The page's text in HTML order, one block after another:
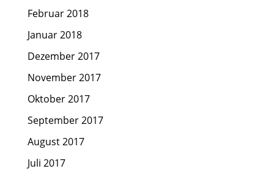
Februar 2018
Januar 2018
Dezember 2017
November 2017
Oktober 2017
September 2017
August 2017
Juli 2017